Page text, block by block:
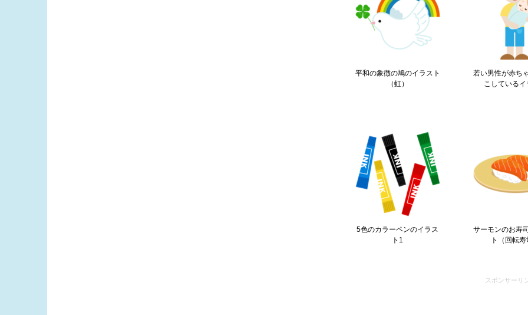
平和の象徴の鳩のイラスト
（虹）
若い男性が赤ち
こしているイ
5色のカラーペンのイラス
ト1
サーモンのお寿
ト（回転
スポンサーリ